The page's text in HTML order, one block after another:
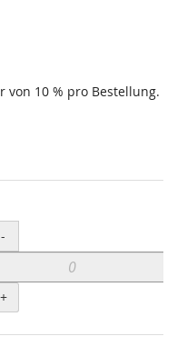
von 10 % pro Bestellung.
Menge
-
+